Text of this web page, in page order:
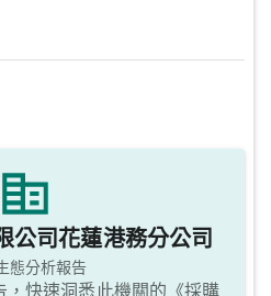
公司花蓮港務分公司
態分析報告
快速洞悉此機關的《採購